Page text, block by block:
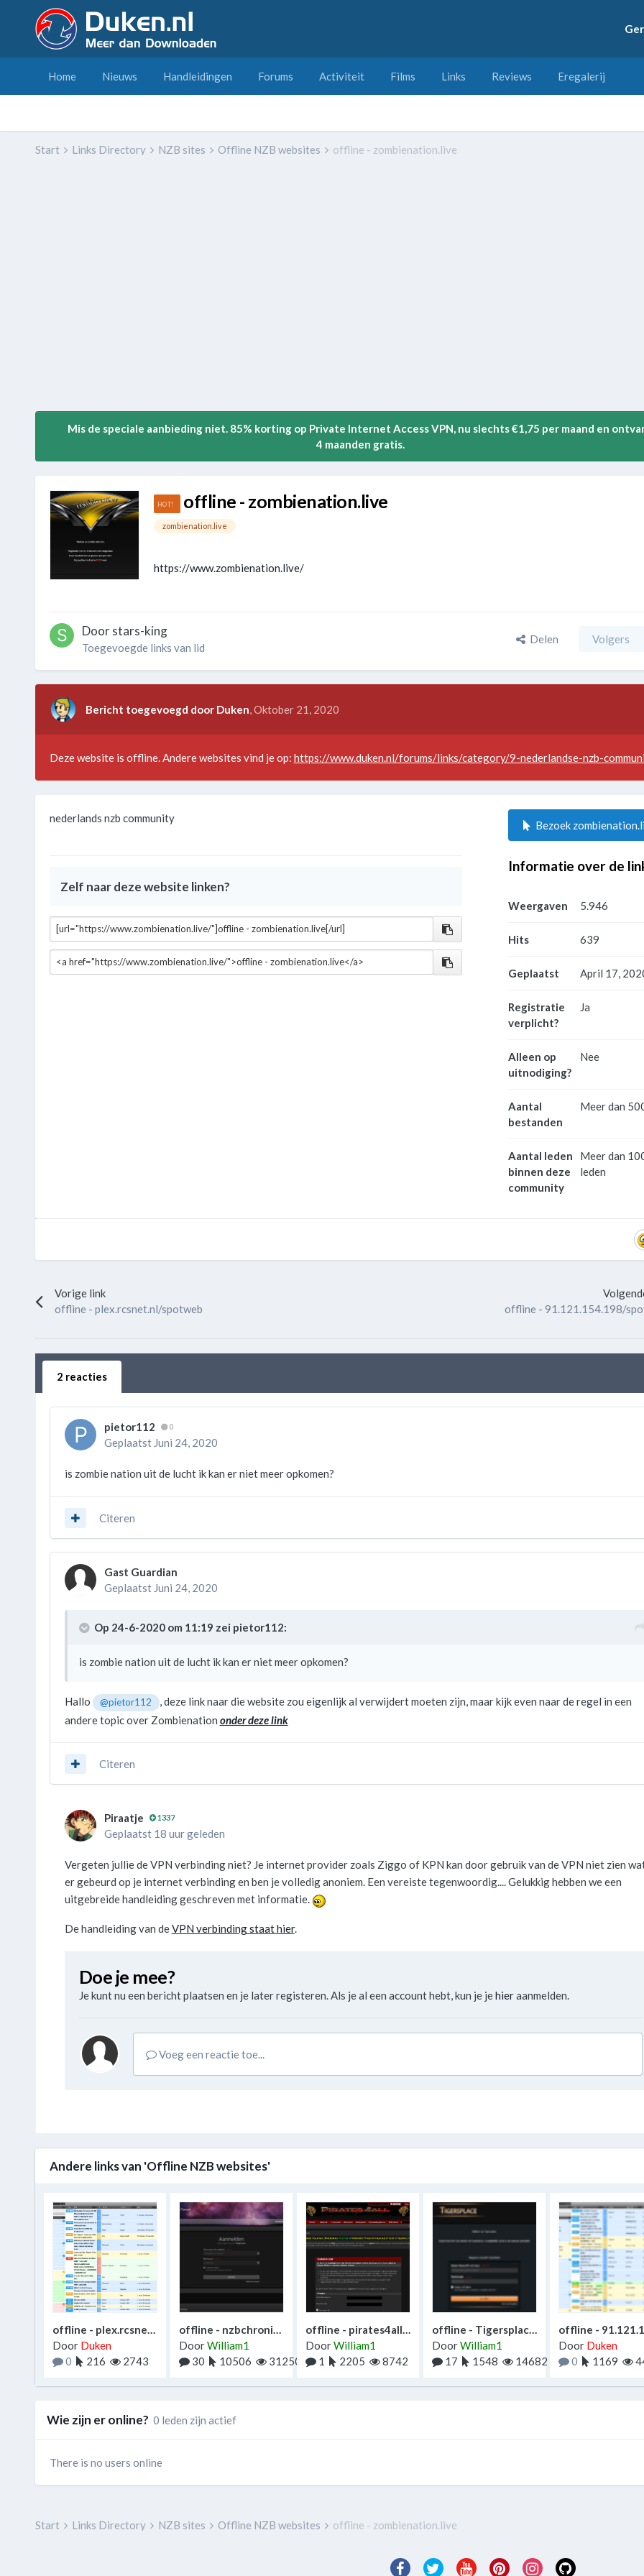
Home Nieuws Handleidingen Forums Activiteit Films Links Reviews Eregalerij
Start Links Directory NZB sites Offline NZB websites offline - zombienation.live
Mis de speciale aanbieding niet. 85% korting op Private Internet Access VPN, nu slechts €1,75 per maand en
4 maanden gratis.
offline - zombienation.live
zombienation.live
https://www.zombienation.live/
Doorstars-king
Toegevoegde links van lid
Delen Volgers
Bericht toegevoegd door Duken,Oktober 21, 2020
Deze website is offline. Andere websites vind je op: https://www.duken.nl/forums/links/category/9-nederlandse-nzb-
nederlands nzb community
Zelf naar deze website linken?
Bezoek
Informatie over de
Weergaven 5.946
Hits 639
Geplaatst April 17,
Registratie
verplicht?
Ja
Alleen op
uitnodiging?
Nee
Aantal
bestanden
Meer dan
Aantal leden
binnen deze
community
Meer dan
leden
Vorige link
offline - plex.rcsnet.nl/spotweb
offline - 91.121.154.198/
2 reacties
pietor112 0
Geplaatst Juni 24, 2020
is zombie nation uit de lucht ik kan er niet meer opkomen?
Citeren
Gast Guardian
Geplaatst Juni 24, 2020
Op 24-6-2020 om 11:19 zei pietor112:
is zombie nation uit de lucht ik kan er niet meer opkomen?
Hallo @pietor112
, deze link naar die website zou eigenlijk al verwijdert moeten zijn, maar kijk even naar de regel in een
andere topic over Zombienation onder deze link
Citeren
Piraatje 1337
Geplaatst 18 uur geleden
Vergeten jullie de VPN verbinding niet? Je internet provider zoals Ziggo of KPN kan door gebruik van de VPN niet zien
er gebeurd op je internet verbinding en ben je volledig anoniem. Een vereiste tegenwoordig.... Gelukkig hebben we een
uitgebreide handleiding geschreven met informatie.
De handleiding van deVPN verbinding staat hier.
Doe je mee?
Je kunt nu een bericht plaatsen en je later registeren. Als je al een account hebt, kun je jehieraanmelden.
Voeg een reactie toe...
Andere links van 'Offline NZB websites'
offline - plex.rcsnet.nl/spotweb
Door Duken
0
216 2743
offline - nzbchronicle.net
DoorWilliam1
30
10506 31250
offline - pirates4all.com
DoorWilliam1
1
2205 8742
offline - Tigersplace.net
DoorWilliam1
17
1548 14682
Door Duken
0
1169
Wie zijn er online? 0 leden zijn actief
There is no users online
Start Links Directory NZB sites Offline NZB websites offline - zombienation.live